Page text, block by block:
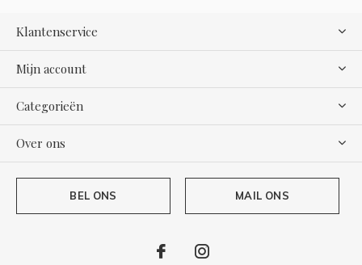
Klantenservice
Mijn account
Categorieën
Over ons
BEL ONS MAIL ONS